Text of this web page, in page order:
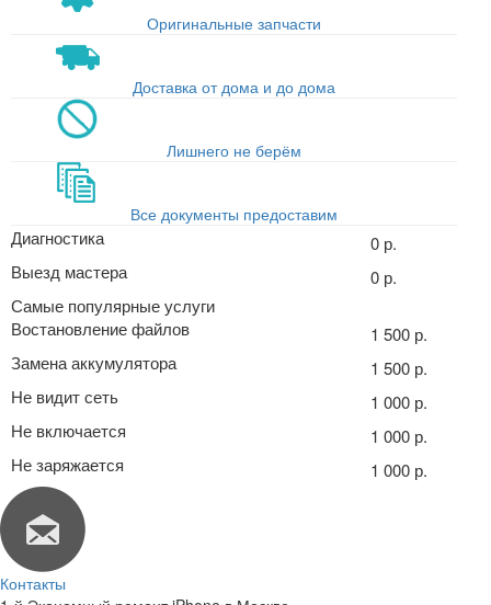
Оригинальные запчасти
Доставка от дома и до дома
Лишнего не берём
Все документы предоставим
Диагностика
0 р.
Выезд мастера
0 р.
Самые популярные услуги
Востановление файлов
1 500 р.
Замена аккумулятора
1 500 р.
Не видит сеть
1 000 р.
Не включается
1 000 р.
Не заряжается
1 000 р.
Контакты